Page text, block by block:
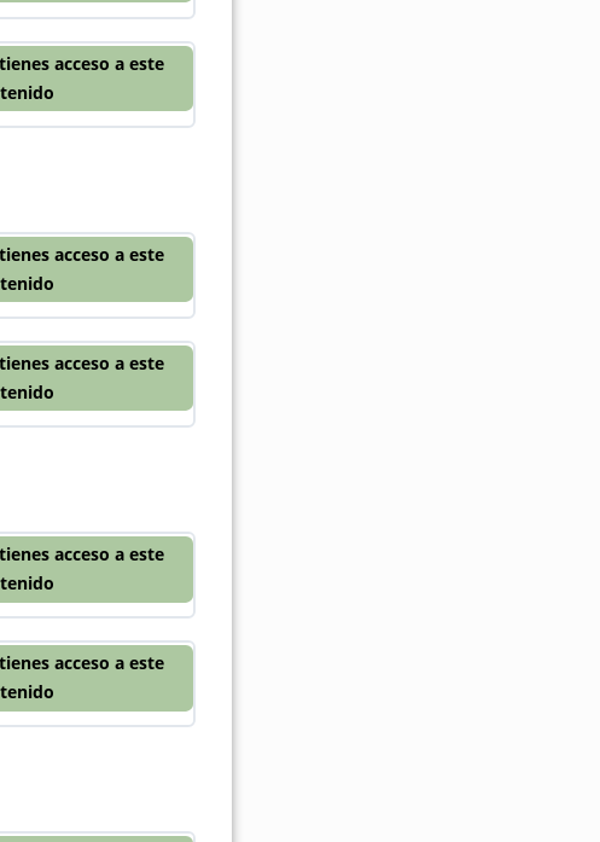
acceso a este
acceso a este
acceso a este
acceso a este
acceso a este